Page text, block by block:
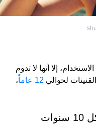
إلا أنها لا تدوم
لحوالي 12 عاماً
،